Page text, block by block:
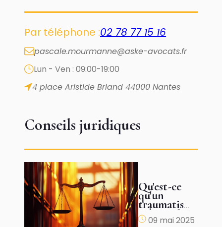
Par téléphone :02 78 77 15 16
pascale.mourmanne@aske-avocats.fr
Lun - Ven : 09:00-19:00
4 place Aristide Briand44000 Nantes
Conseils juridiques
Qu'est-ce
qu'un
traumatisme
crânien ?
09 mai 2025